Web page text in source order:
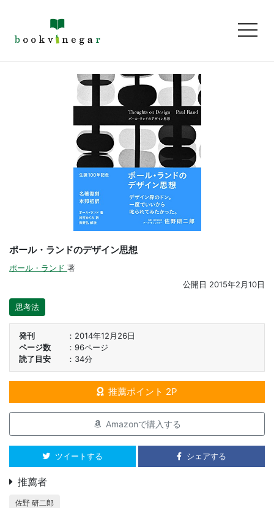
ポール・ランドのデザイン思想
ポール・ランド 著
公開日 2015年2月10日
思考法
発刊
2014年12月26日
ページ数
96ページ
読了目安
34分
推薦ポイント 2P
Amazonで購入する
ツイートする シェアする
推薦者
佐野 研二郎